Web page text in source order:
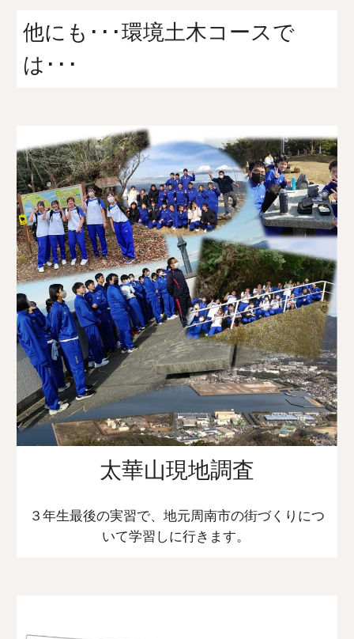
他にも･･･環境土木コースで
は･･･
太華山現地調査
３年生最後の実習で、地元周南市の街づくりにつ
いて学習しに行きます。